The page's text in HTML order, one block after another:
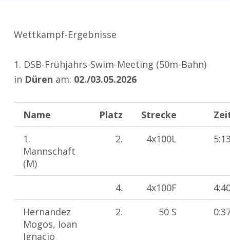
Wettkampf-Ergebnisse
1. DSB-Frühjahrs-Swim-Meeting (50m-Bahn)
in Düren am: 02./03.05.2026
Name Platz Strecke
1.
Mannschaft
(M)
2. 4x100L
4. 4x100F
Hernandez
Mogos, Ioan
Ignacio
2. 50 S